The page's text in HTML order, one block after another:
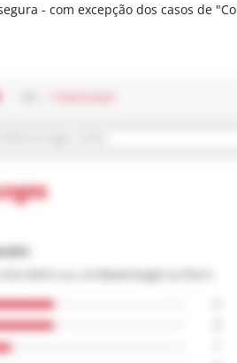
- com excepção dos casos de